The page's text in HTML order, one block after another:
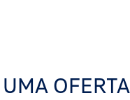
OFERTA